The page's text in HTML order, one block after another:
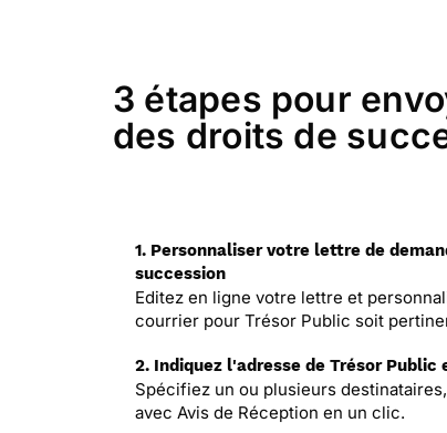
3 étapes pour
des droits de
1. Personnaliser votre lettre de
succession
Editez en ligne votre lettre et
courrier pour Trésor Public soit
2. Indiquez l'adresse de Trésor
Spécifiez un ou plusieurs
avec Avis de Réception en un clic.